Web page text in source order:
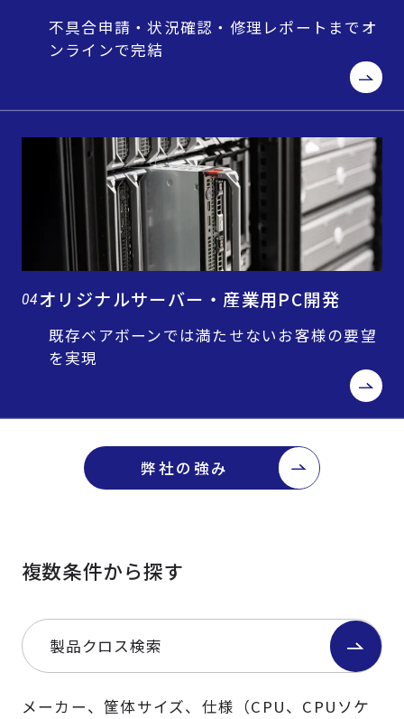
不具合申請・状況確認・修理レポートまでオ
ンラインで完結
04オリジナルサーバー・産業用PC開発
既存ベアボーンでは満たせないお客様の要望
を実現
弊社の強み
複数条件から探す
製品クロス検索
メーカー、筐体サイズ、仕様（CPU、CPUソケ